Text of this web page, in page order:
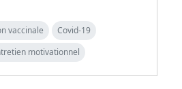
vaccinale
Covid-19
motivationnel